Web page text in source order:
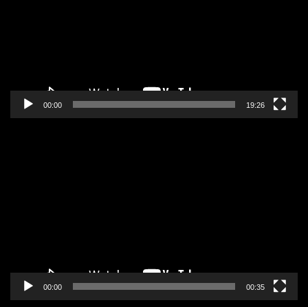
00:00 19:26
00:00 00:35